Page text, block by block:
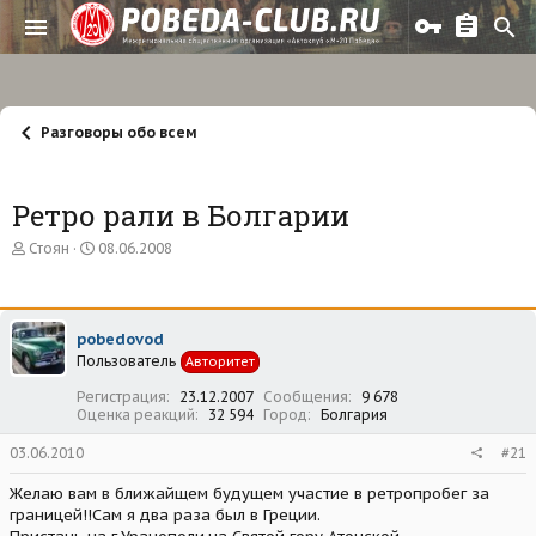
Разговоры обо всем
Ретро рали в Болгарии
А
о
р
т
е
Стоян
Д
а
а
ч
л
а
08.06.2008
pobedovod
Пользователь Авторитет
Регистрация 23.12.2007 Сообщения
9 678
Оценка реакций
32 594 Город Болгария
03.06.2010 #21
Желаю вам в ближайщем будущем участие в ретропробег за
границей!!Сам я два раза был в Греции.